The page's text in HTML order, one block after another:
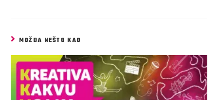
MOŽDA NEŠTO KAO